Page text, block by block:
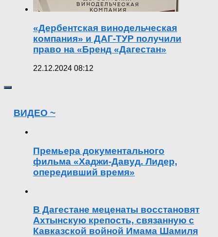
«Дербентская винодельческая
компания» и ДАГ-ТУР получили
право на «Бренд «Дагестан»
22.12.2024 08:12
ВИДЕО ~
Премьера документального
фильма «Хаджи-Давуд. Лидер,
опередивший время»
В Дагестане меценаты восстановят
Ахтынскую крепость, связанную с
Кавказской войной Имама Шамиля